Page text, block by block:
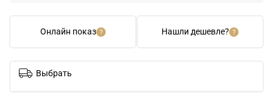
Онлайн показ Нашли дешевле?
Выбрать